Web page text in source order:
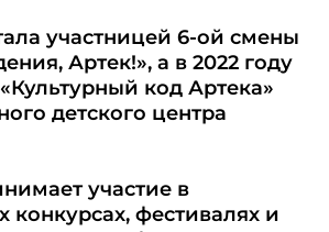
участницей 6-ой смены
Артек!», а в 2022 году
код Артека»
детского центра
участие в
конкурсах, фестивалях и